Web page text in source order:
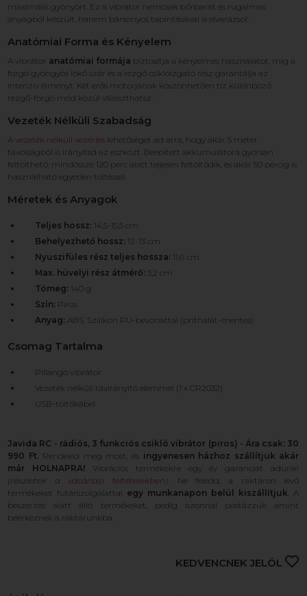
maximális gyönyört. Ez a vibrátor nemcsak bőrbarát és rugalmas
anyagból készült, hanem bársonyos tapintásával is elvarázsol.
Anatómiai Forma és Kényelem
A vibrátor anatómiai formája biztosítja a kényelmes használatot, míg a
forgó gyöngyös lökő szár és a rezgő csiklóizgató rész garantálja az
intenzív élményt. Két erős motorjának köszönhetően tíz különböző
rezgő-forgó mód közül választhatsz.
Vezeték Nélküli Szabadság
Avezeték nélküli vezérlés lehetőséget ad arra, hogy akár 5 méter
távolságból is irányítsd az eszközt. Beépített akkumulátora gyorsan
feltölthető: mindössze 120 perc alatt teljesen feltöltődik, és akár 50 percig is
használható egyetlen töltéssel.
Méretek és Anyagok
Teljes hossz: 14,5-15,5 cm
Behelyezhető hossz: 12-13 cm
Nyuszifüles rész teljes hossza: 11,6 cm
Max. hüvelyi rész átmérő: 3,2 cm
Tömeg: 140 g
Szín: Piros
Anyag: ABS, Szilikon PU-bevonattal (phthalát-mentes)
Csomag Tartalma
Pillangó vibrátor
Vezeték nélküli távirányító elemmel (1 x CR2032)
USB-töltőkábel
Javida RC - rádiós, 3 funkciós csikló vibrátor (piros) - Ára csak: 30
990 Ft. Rendeled meg most, és ingyenesen házhoz szállítjuk akár
már HOLNAPRA! Vibrációs termékekre egy év garanciát adunk!
(részletek a vásárlási feltételekben ) . Ne feledd, a raktáron lévő
termékeket futárszolgálattal egy munkanapon belül kiszállítjuk . A
beszerzés alatt álló termékeket, pedig azonnal postázzuk amint
beérkeznek a raktárunkba.
KEDVENCNEK JELÖL